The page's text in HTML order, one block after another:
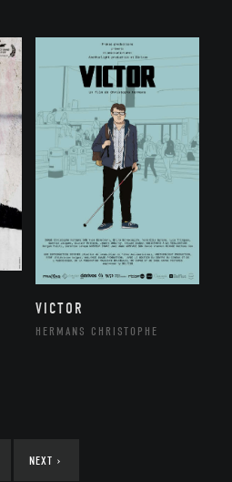
VICTOR
HERMANS CHRISTOPHE
NEXT ›